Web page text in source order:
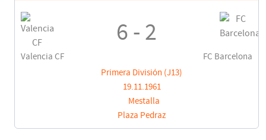
Valencia CF
6 - 2
FC Barcelona
Primera División (J13)
19.11.1961
Mestalla
Plaza Pedraz